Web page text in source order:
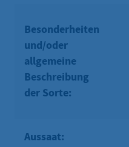
Besonderheiten
und/oder
allgemeine
Beschreibung
der Sorte:
Aussaat: